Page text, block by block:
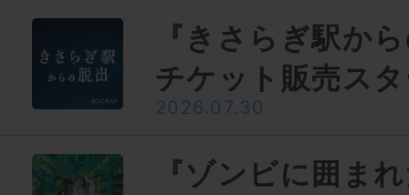
『きさらぎ駅か
チケット販売ス
2026.07.30
『ゾンビに囲ま